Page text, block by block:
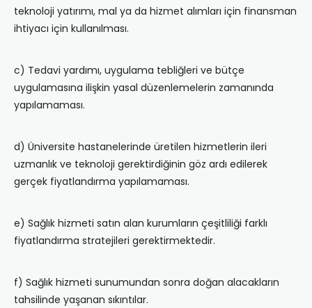
teknoloji yatırımı, mal ya da hizmet alımları için finansman
ihtiyacı için kullanılması.
c) Tedavi yardımı, uygulama tebliğleri ve bütçe
uygulamasına ilişkin yasal düzenlemelerin zamanında
yapılamaması.
d) Üniversite hastanelerinde üretilen hizmetlerin ileri
uzmanlık ve teknoloji gerektirdiğinin göz ardı edilerek
gerçek fiyatlandırma yapılamaması.
e) Sağlık hizmeti satın alan kurumların çeşitliliği farklı
fiyatlandırma stratejileri gerektirmektedir.
f) Sağlık hizmeti sunumundan sonra doğan alacakların
tahsilinde yaşanan sıkıntılar.